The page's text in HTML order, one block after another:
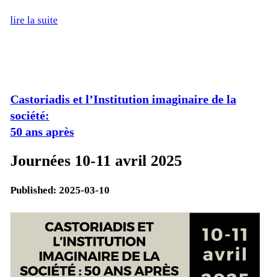
lire la suite
Castoriadis et l’Institution imaginaire de la
société:
50 ans après
Journées 10-11 avril 2025
Published: 2025-03-10